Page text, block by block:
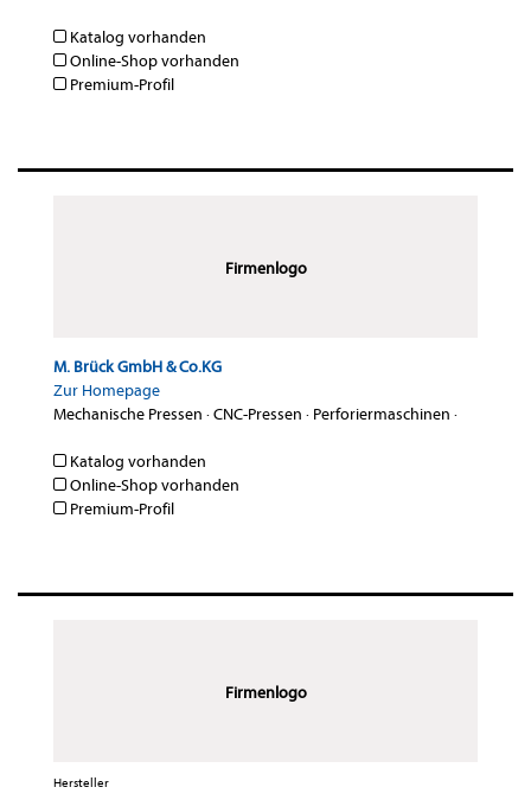
Katalog vorhanden
Online-Shop vorhanden
Premium-Profil
Firmenlogo
M. Brück GmbH & Co.KG
Zur Homepage
Mechanische Pressen ·CNC-Pressen · Perforiermaschinen ·
Katalog vorhanden
Online-Shop vorhanden
Premium-Profil
Firmenlogo
Hersteller